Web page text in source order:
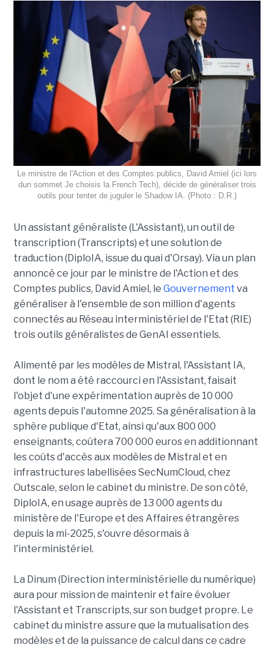
Le ministre de l'Action et des Comptes publics, David Amiel (ici lors
dun sommet Je choisis la French Tech), décide de généraliser trois
outils pour tenter de juguler le Shadow IA. (Photo : D.R.)
Un assistant généraliste (L'Assistant), un outil de
transcription (Transcripts) et une solution de
traduction (DiploIA, issue du quai d'Orsay). Via un plan
annoncé ce jour par le ministre de l'Action et des
Comptes publics, David Amiel, le Gouvernement va
généraliser à l'ensemble de son million d'agents
connectés au Réseau interministériel de l'Etat (RIE)
trois outils généralistes de GenAI essentiels.
Alimenté par les modèles de Mistral, l'Assistant IA,
dont le nom a été raccourci en l'Assistant, faisait
l'objet d'une expérimentation auprès de 10 000
agents depuis l'automne 2025. Sa généralisation à la
sphère publique d'Etat, ainsi qu'aux 800 000
enseignants, coûtera 700 000 euros en additionnant
les coûts d'accès aux modèles de Mistral et en
infrastructures labellisées SecNumCloud, chez
Outscale, selon le cabinet du ministre. De son côté,
DiploIA, en usage auprès de 13 000 agents du
ministère de l'Europe et des Affaires étrangères
depuis la mi-2025, s'ouvre désormais à
l'interministériel.
La Dinum (Direction interministérielle du numérique)
aura pour mission de maintenir et faire évoluer
l'Assistant et Transcripts, sur son budget propre. Le
cabinet du ministre assure que la mutualisation des
modèles et de la puissance de calcul dans ce cadre